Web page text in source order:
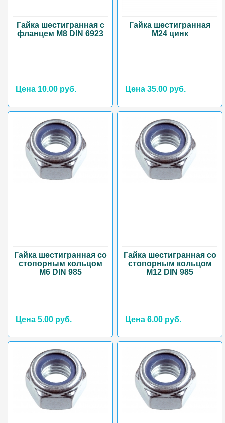
Гайка шестигранная с
фланцем М8 DIN 6923
Цена 10.00 руб.
Гайка шестигранная
М24 цинк
Цена 35.00 руб.
Гайка шестигранная со
стопорным кольцом
М6 DIN 985
Цена 5.00 руб.
Гайка шестигранная со
стопорным кольцом
М12 DIN 985
Цена 6.00 руб.